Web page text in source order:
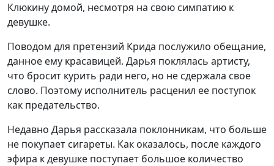
Клюкину домой, несмотря на свою симпатию к
девушке.
Поводом для претензий Крида послужило обещание,
данное ему красавицей. Дарья поклялась артисту,
что бросит курить ради него, но не сдержала свое
слово. Поэтому исполнитель расценил ее поступок
как предательство.
Недавно Дарья рассказала поклонникам, что больше
не покупает сигареты. Как оказалось, после каждого
эфира к девушке поступает большое количество